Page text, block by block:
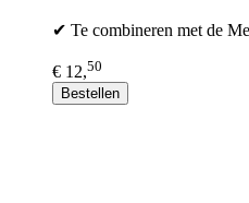
✔ Te combineren met de
€ 12,50
Bestellen